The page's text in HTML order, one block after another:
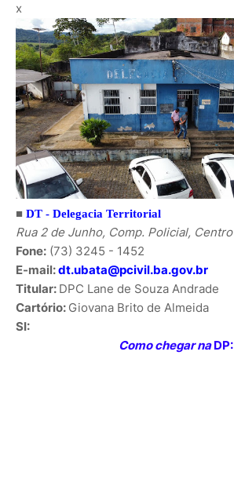
x
■ DT - Delegacia Territorial
Rua 2 de Junho, Comp. Policial, Centro
Fone: (73) 3245 - 1452
E-mail:dt.ubata@pcivil.ba.gov.br
Titular: DPC Lane de Souza Andrade
Cartório: Giovana Brito de Almeida
SI:
Como chegar naDP: